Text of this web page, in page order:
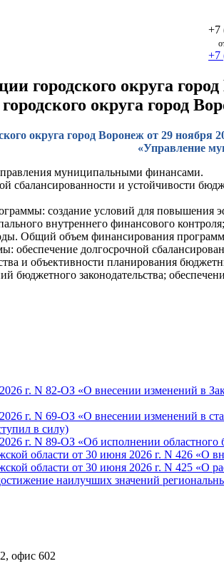
+7
+7
городского округа
округа город
округа город Воронеж от 29
«Управление
муниципальными финансами.
сбалансированности и устойчивости
создание условий для повышения
внутреннего финансового
Общий объем финансирования
обеспечение долгосрочной
и объективности планирования
бюджетного законодательства;
г. N 82-ОЗ «О внесении изменений в
г. N 69-ОЗ «О внесении изменений в
в силу)
г. N 89-ОЗ «Об исполнении областного
области от 30 июня 2026 г. N 426 «О
области от 30 июня 2026 г. N 425
наилучших значений
офис 602